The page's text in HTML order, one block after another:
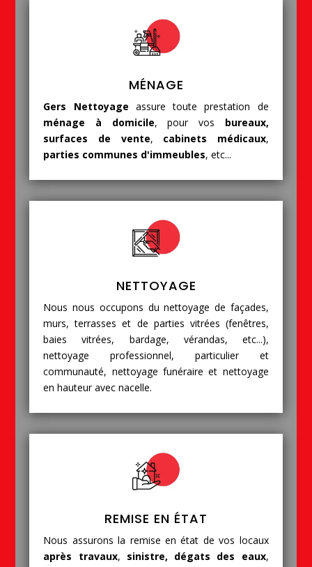
MÉNAGE
Gers Nettoyage assure toute prestation de
ménage à domicile, pour vos bureaux,
surfaces de vente, cabinets médicaux,
parties communes d'immeubles, etc...
NETTOYAGE
Nous nous occupons du nettoyage de façades,
murs, terrasses et de parties vitrées (fenêtres,
baies vitrées, bardage, vérandas, etc...),
nettoyage professionnel, particulier et
communauté, nettoyage funéraire et nettoyage
en hauteur avec nacelle.
REMISE EN ÉTAT
Nous assurons la remise en état de vos locaux
après travaux, sinistre, dégats des eaux,